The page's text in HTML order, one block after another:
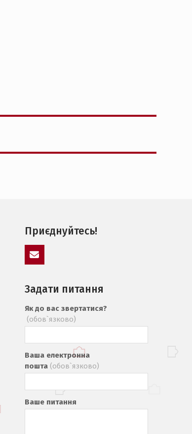
Приєднуйтесь!
Задати питання
Як до вас звертатися?
(обов`язково)
Ваша електронна
пошта (обов`язково)
Ваше питання